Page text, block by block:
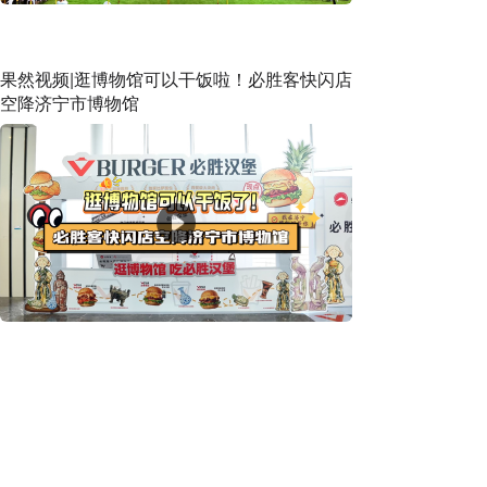
果然视频|逛博物馆可以干饭啦！必胜客快闪店
空降济宁市博物馆